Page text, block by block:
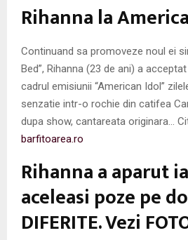
Rihanna la
Continuand sa promoveze noul ei
Bed”, Rihanna (23 de ani) a
cadrul emisiunii “American Idol”
senzatie intr-o rochie din catifea
dupa show, cantareata originara…
barfitoarea.ro
Rihanna a aparut
aceleasi poze pe
DIFERITE. Vezi